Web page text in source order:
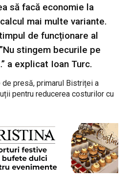
să facă economie la
mai multe variante.
de funcționare al
stingem becurile pe
a explicat Ioan Turc.
de presă, primarul Bistriței a
pentru reducerea costurilor cu